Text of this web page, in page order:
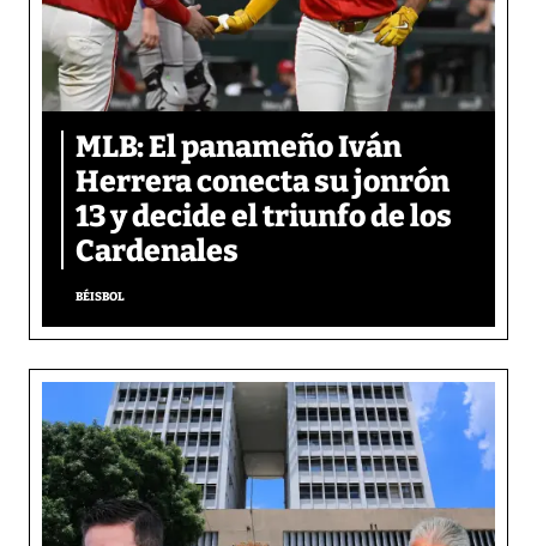
MLB: El panameño Iván
Herrera conecta su jonrón
13 y decide el triunfo de los
Cardenales
BÉISBOL